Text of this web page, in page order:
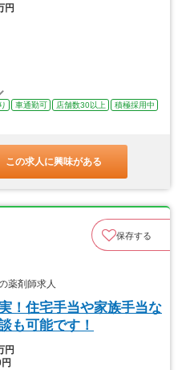
円
車通勤可 店舗数30以上
積極採用中
この求人に興味がある
保存する
薬剤師求人
！住宅手当や家族手当な
も可能です！
円